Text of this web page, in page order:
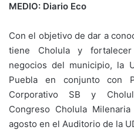
MEDIO: Diario Eco
Con el objetivo de dar a
tiene Cholula y
negocios del municipio, la
Puebla en conjunto con
Corporativo SB y
Congreso Cholula
agosto en el Auditorio de la